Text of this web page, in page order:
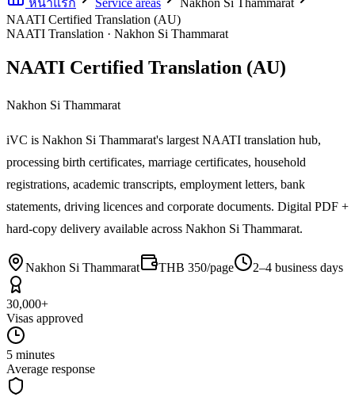
หน้าแรก Service areas
Nakhon Si Thammarat
NAATI Certified Translation (AU)
NAATI Translation · Nakhon Si Thammarat
NAATI Certified Translation (AU)
Nakhon Si Thammarat
iVC is Nakhon Si Thammarat's largest NAATI translation hub,
processing birth certificates, marriage certificates, household
registrations, academic transcripts, employment letters, bank
statements, driving licences and corporate documents. Digital PDF +
hard-copy delivery available across Nakhon Si Thammarat.
Nakhon Si Thammarat THB 350/page 2–4 business days
30,000+
Visas approved
5 minutes
Average response